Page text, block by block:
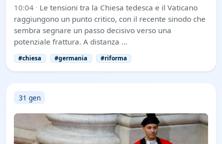
10:04 · Le tensioni tra la Chiesa tedesca e il Vaticano
raggiungono un punto critico, con il recente sinodo che
sembra segnare un passo decisivo verso una
potenziale frattura. A distanza …
#chiesa #germania #riforma
31 gen